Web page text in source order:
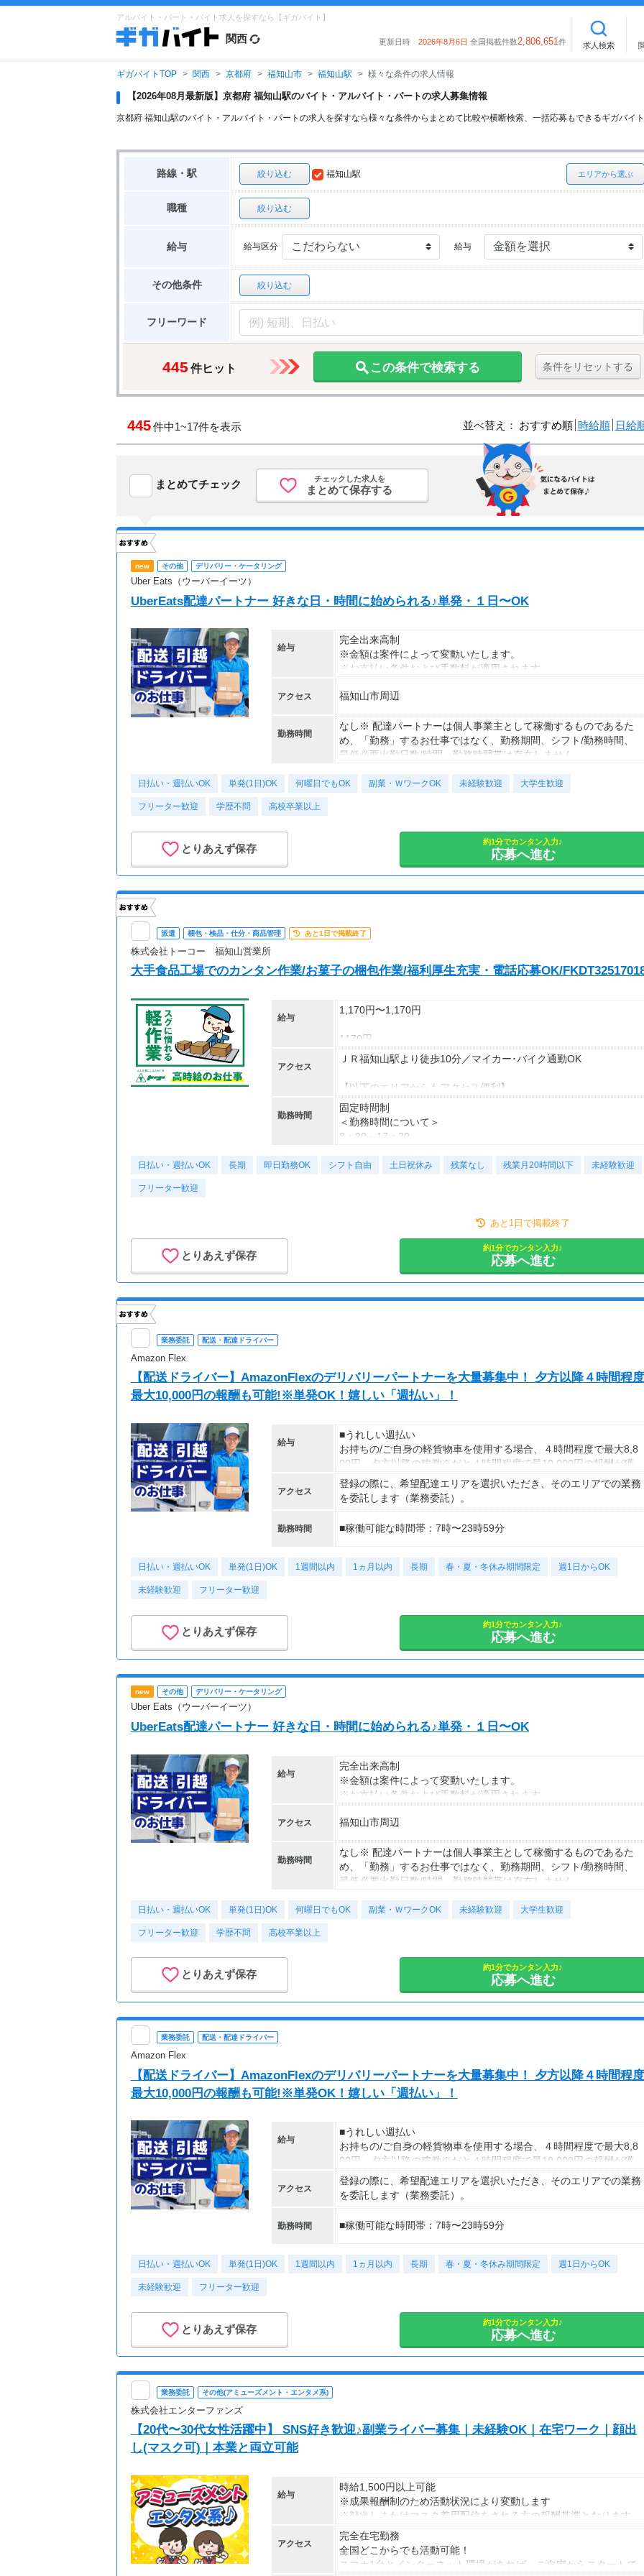
アルバイト・パート・バイト求人を探すなら【ギガバイト】
関西 更新日時 2026年8月6日 全国掲載件数2,806,651件 求人検索
ギガバイトTOP 関西 京都府 福知山市 福知山駅 様々な条件の求人情報
【2026年08月最新版】京都府 福知山駅のバイト・アルバイト・パートの求人募集情報
京都府 福知山駅のバイト・アルバイト・パートの求人を探すなら様々な条件からまとめて比較や横断検索、一括応募もできるギガバイ
路線・駅 絞り込む エリアから選ぶ
福知山駅
職種 絞り込む
給与 給与区分 給与
その他条件 絞り込む
フリーワード
445 件ヒット この条件で検索する 条件をリセットする
445件中1~17件を表示 並べ替え： おすすめ順 時給順 日給
まとめてチェック チェックした求人を
まとめて保存する
new その他 デリバリー・ケータリング
Uber Eats（ウーバーイーツ）
UberEats配達パートナー 好きな日・時間に始められる♪単発・１日〜OK
給与
完全出来高制
※金額は案件によって変動いたします。
※お支払い条件および手数料が適用されます
アクセス 福知山市周辺
勤務時間
なし※ 配達パートナーは個人事業主として稼働するものであるた
め、「勤務」するお仕事ではなく、勤務期間、シフト/勤務時間、
最低必要出勤日数/時間、勤務時間帯は存在しません。
日払い・週払いOK 単発(1日)OK 何曜日でもOK 副業・ＷワークOK 未経験歓迎 大学生歓迎
フリーター歓迎 学歴不問 高校卒業以上
とりあえず保存
約1分でカンタン入力♪
応募へ進む
派遣 梱包・検品・仕分・商品管理 あと1日で掲載終了
株式会社トーコー 福知山営業所
大手食品工場でのカンタン作業/お菓子の梱包作業/福利厚生充実・電話応募OK/
給与
1,170円〜1,170円
1170円
アクセス
ＪＲ福知山駅より徒歩10分／マイカー･バイク通勤OK
【以下のエリアからもアクセス便利】
綾部市
丹波市
舞鶴市
与謝野町
朝来市
勤務時間
固定時間制
＜勤務時間について＞
8：20～17：20
ている業務の進捗状況・有期契約従業員の能力、業務成績、勤務態
度により判断します。）
日払い・週払いOK 長期 即日勤務OK シフト自由 土日祝休み 残業なし 残業月20時間以下 未経験歓迎
フリーター歓迎
とりあえず保存
あと1日で掲載終了
約1分でカンタン入力♪
応募へ進む
業務委託 配送・配達ドライバー
Amazon Flex
【配送ドライバー】AmazonFlexのデリバリーパートナーを大量募集中！ 夕方以降４時間程度
最大10,000円の報酬も可能!※単発OK！嬉しい「週払い」！
給与
■うれしい週払い
お持ちの/ご自身の軽貨物車を使用する場合、４時間程度で最大8,8
00円。夕方以降の稼働※だと４時間程度で最10,000円の報酬が獲
得可能！給与ではなく、委託業務に応じた報酬をお支払いする業務
委託のお仕事です。うれしい週払い。
※関西エリアで4-6月に１8時以降稼働した場合を想定。地域によ
り異なります。
※報酬は規約にしたがい配達完了の15日後に支払いますが、可能
な場合は、より早く、週払いで前週稼働分をお支払いします。
アクセス
登録の際に、希望配達エリアを選択いただき、そのエリアでの業務
を委託します（業務委託）。
勤務時間 ■稼働可能な時間帯：7時〜23時59分
日払い・週払いOK 単発(1日)OK 1週間以内 1ヵ月以内 長期 春・夏・冬休み期間限定 週1日からOK
未経験歓迎 フリーター歓迎
とりあえず保存
約1分でカンタン入力♪
応募へ進む
new その他 デリバリー・ケータリング
Uber Eats（ウーバーイーツ）
UberEats配達パートナー 好きな日・時間に始められる♪単発・１日〜OK
給与
完全出来高制
※金額は案件によって変動いたします。
※お支払い条件および手数料が適用されます
アクセス 福知山市周辺
勤務時間
なし※ 配達パートナーは個人事業主として稼働するものであるた
め、「勤務」するお仕事ではなく、勤務期間、シフト/勤務時間、
最低必要出勤日数/時間、勤務時間帯は存在しません。
日払い・週払いOK 単発(1日)OK 何曜日でもOK 副業・ＷワークOK 未経験歓迎 大学生歓迎
フリーター歓迎 学歴不問 高校卒業以上
とりあえず保存
約1分でカンタン入力♪
応募へ進む
業務委託 配送・配達ドライバー
Amazon Flex
【配送ドライバー】AmazonFlexのデリバリーパートナーを大量募集中！ 夕方以降４時間程度
最大10,000円の報酬も可能!※単発OK！嬉しい「週払い」！
給与
■うれしい週払い
お持ちの/ご自身の軽貨物車を使用する場合、４時間程度で最大8,8
00円。夕方以降の稼働※だと４時間程度で最10,000円の報酬が獲
得可能！給与ではなく、委託業務に応じた報酬をお支払いする業務
委託のお仕事です。うれしい週払い。
※関西エリアで4-6月に１8時以降稼働した場合を想定。地域によ
り異なります。
※報酬は規約にしたがい配達完了の15日後に支払いますが、可能
な場合は、より早く、週払いで前週稼働分をお支払いします。
アクセス
登録の際に、希望配達エリアを選択いただき、そのエリアでの業務
を委託します（業務委託）。
勤務時間 ■稼働可能な時間帯：7時〜23時59分
日払い・週払いOK 単発(1日)OK 1週間以内 1ヵ月以内 長期 春・夏・冬休み期間限定 週1日からOK
未経験歓迎 フリーター歓迎
とりあえず保存
約1分でカンタン入力♪
応募へ進む
業務委託 その他(アミューズメント・エンタメ系)
株式会社エンターファンズ
【20代〜30代女性活躍中】 SNS好き歓迎♪副業ライバー募集｜未経験OK｜在宅ワーク｜顔出
し(マスク可)｜本業と両立可能
給与
時給1,500円以上可能
※成果報酬制のため活動状況により変動します
※顔出しまたはマスク着用配信をされる方の報酬基準となります
【収入例】
■事務職Aさん（週3日・月50時間程度）
月収8万円～15万円
■営業職Bさん（週4日・月80時間程度）
アクセス
完全在宅勤務
全国どこからでも活動可能！
スマホ1台とインターネット環境があれば、ご自宅からスタートで